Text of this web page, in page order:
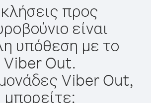
προς
είναι
υπόθεση με το
Viber Out.
Viber Out,
μπορείτε: